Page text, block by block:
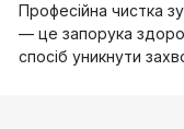
Професійна чистка
— це запорука
спосіб уникнути